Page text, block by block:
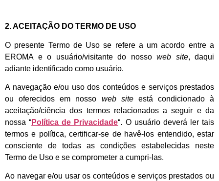
2. ACEITAÇÃO DO TERMO DE USO
O presente Termo de Uso se refere a um acordo entre a
EROMA e o usuário/visitante do nosso web site, daqui
adiante identificado como usuário.
A navegação e/ou uso dos conteúdos e serviços prestados
ou oferecidos em nosso web siteestá condicionado à
aceitação/ciência dos termos relacionados a seguir e da
nossa “Política de Privacidade“. O usuário deverá ler tais
termos e política, certificar-se de havê-los entendido, estar
consciente de todas as condições estabelecidas neste
Termo de Uso e se comprometer a cumpri-las.
Ao navegar e/ou usar os conteúdos e serviços prestados ou